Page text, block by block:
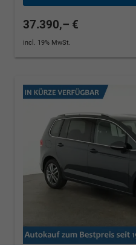
37.390,– €
incl. 19% MwSt.